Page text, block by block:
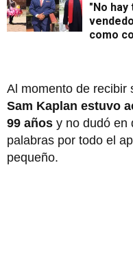
"No
como
Al momento de recibir
Sam Kaplan estuvo
99 años y no dudó en
palabras por todo el
pequeño.